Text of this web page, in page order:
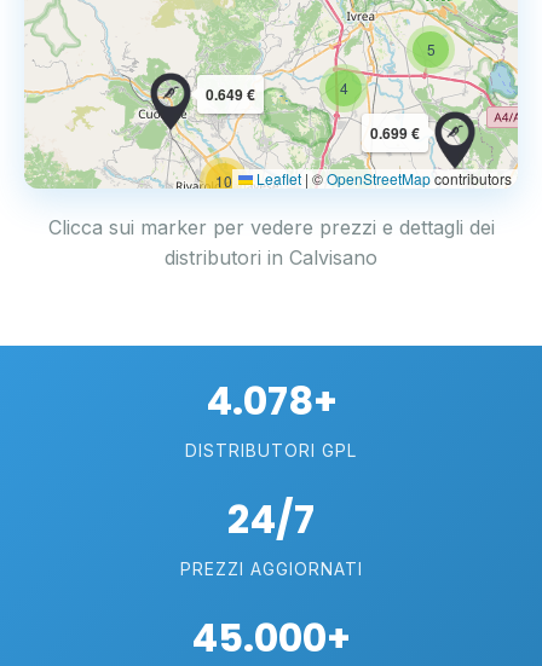
10
4
5
0.699 €
0.649 €
Leaflet | ©OpenStreetMapcontributors
Clicca sui marker per vedere prezzi e dettagli dei
distributori in Calvisano
4.078+
DISTRIBUTORI GPL
24/7
PREZZI AGGIORNATI
45.000+